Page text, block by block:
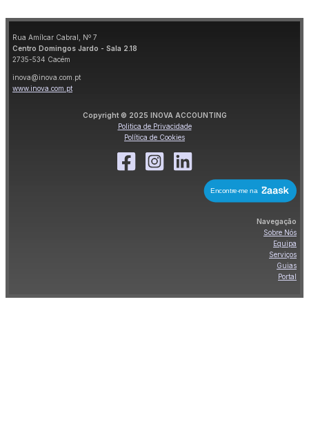
Rua Amílcar Cabral, Nº 7
Centro Domingos Jardo - Sala 2.18
2735-534 Cacém
inova@inova.com.pt
www.inova.com.pt
Copyright © 2025 INOVA ACCOUNTING
Politica de Privacidade
Política de Cookies
Navegação
Sobre Nós
Equipa
Serviços
Guias
Portal